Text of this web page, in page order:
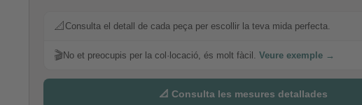
📐 Consulta el detall de cada peça per escollir la teva mida perfecta.
🎬No et preocupis per la col·locació, és molt fàcil. Veure exemple →
📐 Consulta les mesures detallades